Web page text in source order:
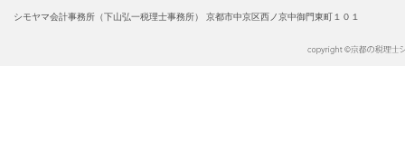
シモヤマ会計事務所（下山弘一税理士事務所） 京都市中京区西ノ京中御門東町１０１